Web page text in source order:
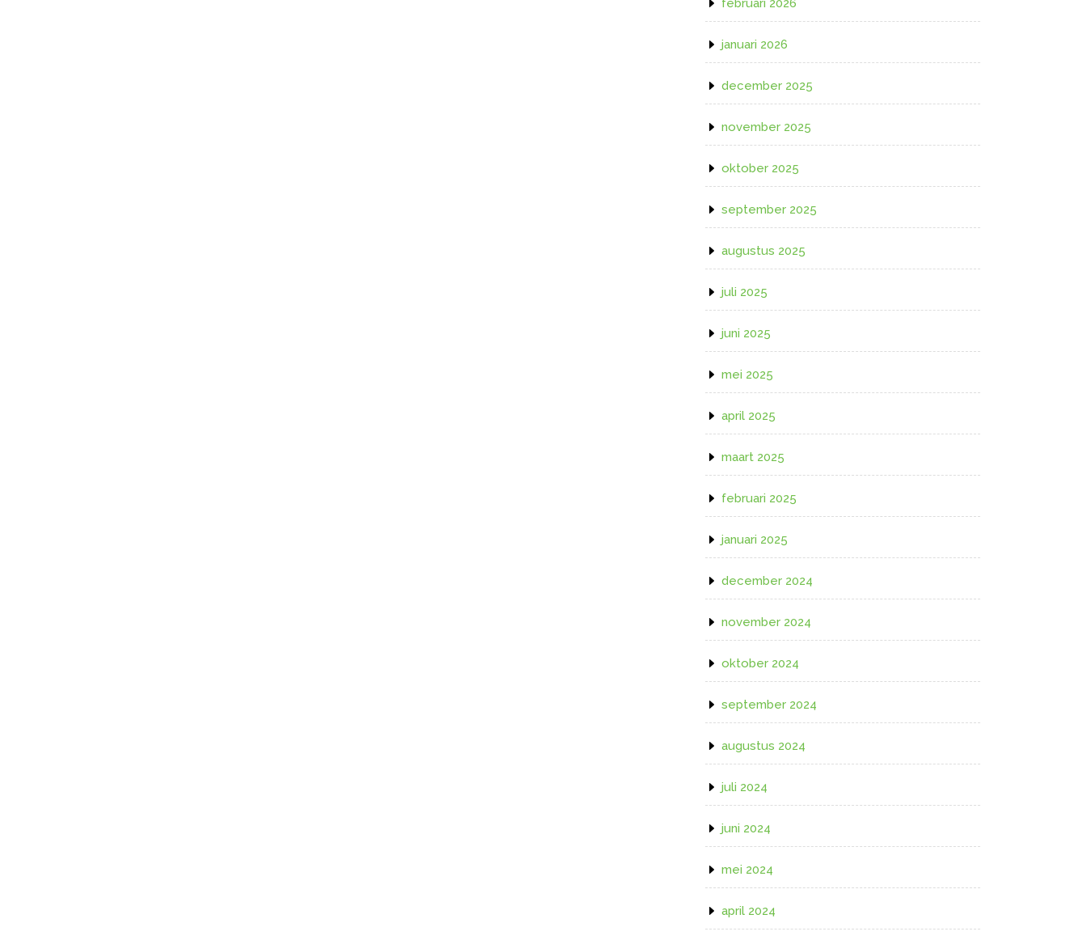
februari 2026
januari 2026
december 2025
november 2025
oktober 2025
september 2025
augustus 2025
juli 2025
juni 2025
mei 2025
april 2025
maart 2025
februari 2025
januari 2025
december 2024
november 2024
oktober 2024
september 2024
augustus 2024
juli 2024
juni 2024
mei 2024
april 2024